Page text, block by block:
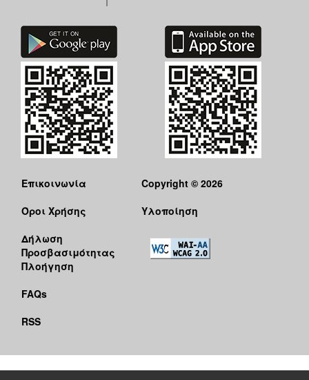
Επικοινωνία
Όροι Χρήσης
Δήλωση
Προσβασιμότητας
Πλοήγηση
FAQs
RSS
Copyright © 2026
Υλοποίηση